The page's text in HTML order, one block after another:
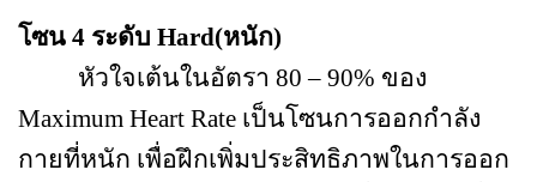
โซน 4 ระดับ Hard(หนัก)
หัวใจเต้นในอัตรา 80– 90% ของ
Maximum Heart Rate เป็นโซนการออกกำลัง
กายที่หนัก เพื่อฝึกเพิ่มประสิทธิภาพในการออก